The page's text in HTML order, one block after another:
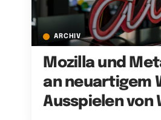
ARCHIV
Mozilla und
an neuartigem
Ausspielen von